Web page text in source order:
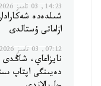
14:23, 03 تامىز 2026
ازاماتى ۇستالدى
07:12, 03 تامىز 2026